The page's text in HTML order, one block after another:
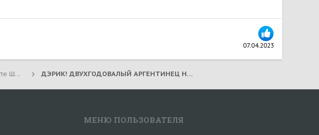
07.04.2023
ДРУГИЕ ПОРОДИСТЫЕ СОБАКИ (в приюте Шереметьево) ДЭРИК! ДВУХГОДОВАЛЫЙ АРГЕНТИНЕЦ НА УСЫПЛЕНИЕ!
МЕНЮ ПОЛЬЗОВАТЕЛЯ